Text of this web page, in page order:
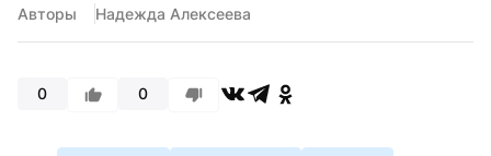
Авторы Надежда Алексеева
0 0